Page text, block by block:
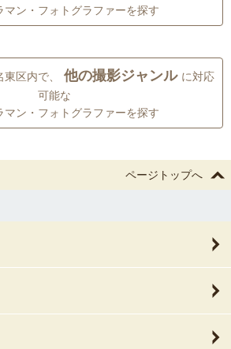
マン・フォトグラファーを探す
区内で、 他の撮影ジャンル に対応
可能な
マン・フォトグラファーを探す
ページトップへ